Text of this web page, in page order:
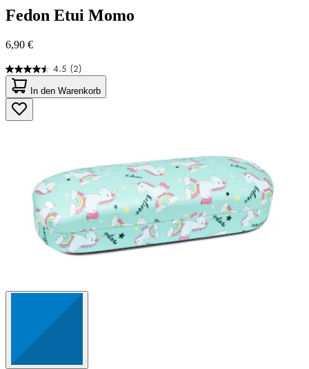
Fedon Etui Momo
6,90 €
4.5 (2)
4.5
von
5
Sternen.
2
In den Warenkorb